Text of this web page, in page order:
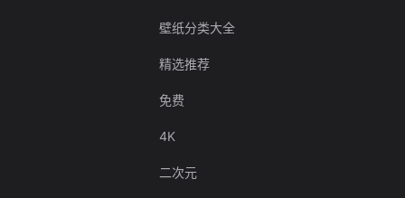
壁纸分类大全
精选推荐
免费
4K
二次元